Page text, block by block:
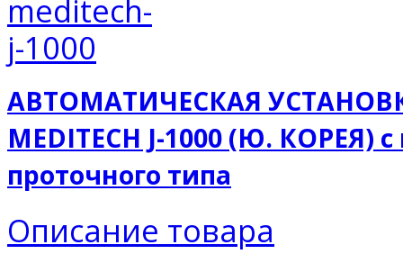
АВТОМАТИЧЕСКАЯ
MEDITECH J-1000 (Ю.
проточного типа
Описание товара